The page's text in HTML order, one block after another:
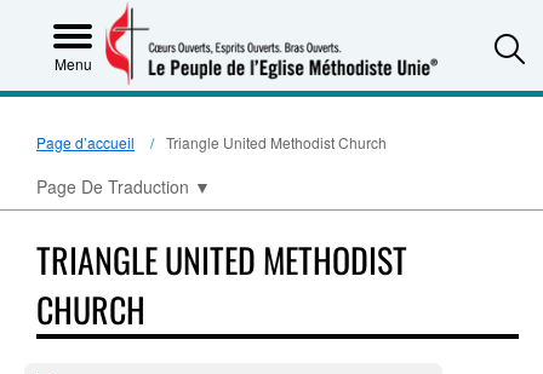
Menu
Page d’accueil Triangle United Methodist Church
Page De Traduction ▼
TRIANGLE UNITED METHODIST
CHURCH